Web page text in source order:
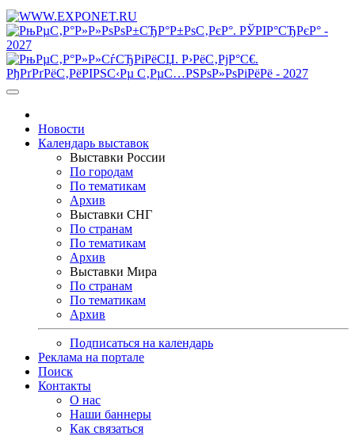
Новости
Календарь выставок
Выставки России
По городам
По тематикам
Архив
Выставки СНГ
По странам
По тематикам
Архив
Выставки Мира
По странам
По тематикам
Архив
Подписаться на календарь
Реклама на портале
Поиск
Контакты
О нас
Наши баннеры
Как связаться